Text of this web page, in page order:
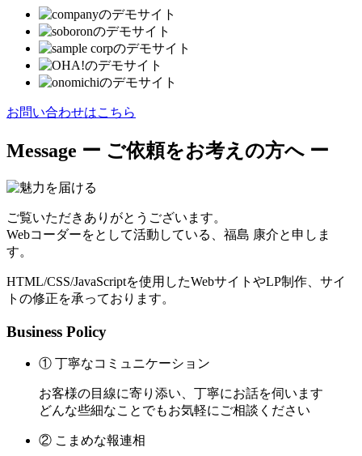
お問い合わせはこちら
Message ー ご依頼をお考えの方へ ー
ご覧いただきありがとうございます。
Webコーダーをとして活動している、福島 康介と申しま
す。
HTML/CSS/JavaScriptを使用したWebサイトやLP制作、サイ
トの修正を承っております。
Business Policy
① 丁寧なコミュニケーション
お客様の目線に寄り添い、丁寧にお話を伺います
どんな些細なことでもお気軽にご相談ください
② こまめな報連相